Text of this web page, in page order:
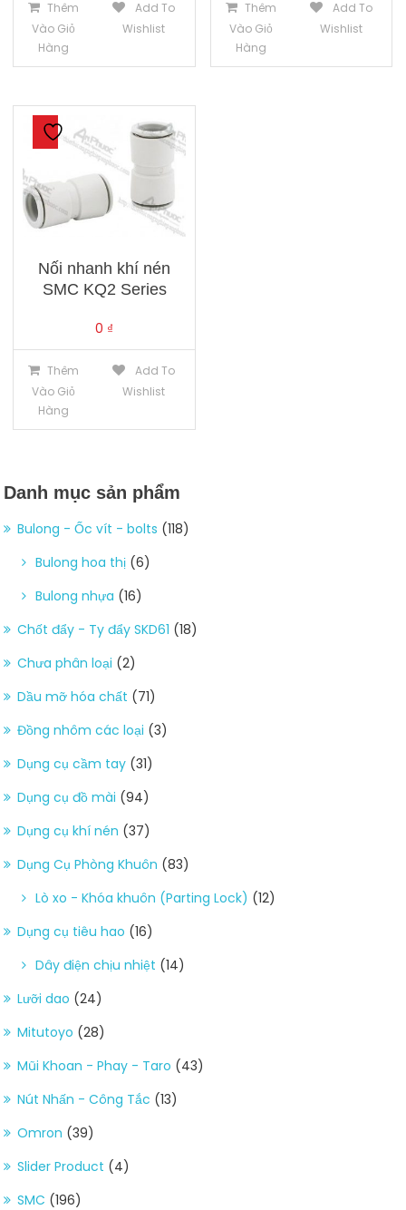
Thêm
Vào Giỏ
Hàng
Add To
Wishlist
Thêm
Vào Giỏ
Hàng
Add To
Wishlist
Nối nhanh khí nén
SMC KQ2 Series
0 ₫
Thêm
Vào Giỏ
Hàng
Add To
Wishlist
Danh mục sản phẩm
Bulong - Ốc vít - bolts (118)
Bulong hoa thị (6)
Bulong nhựa (16)
Chốt đẩy - Ty đẩy SKD61 (18)
Chưa phân loại (2)
Dầu mỡ hóa chất (71)
Đồng nhôm các loại (3)
Dụng cụ cầm tay (31)
Dụng cụ đồ mài (94)
Dụng cụ khí nén (37)
Dụng Cụ Phòng Khuôn (83)
Lò xo - Khóa khuôn (Parting Lock) (12)
Dụng cụ tiêu hao (16)
Dây điện chịu nhiệt (14)
Lưỡi dao (24)
Mitutoyo (28)
Mũi Khoan - Phay - Taro (43)
Nút Nhấn - Công Tắc (13)
Omron (39)
Slider Product (4)
SMC (196)